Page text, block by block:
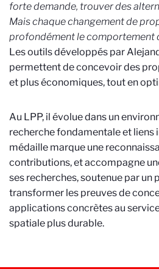
forte demande, trouver des
Mais chaque changement de
profondément le comportement
Les outils développés par
permettent de concevoir des
et plus économiques, tout en
Au LPP, il évolue dans un
recherche fondamentale et liens
médaille marque une
contributions, et accompagne
ses recherches, soutenue par un
transformer les preuves de
applications concrètes au
spatiale plus durable.